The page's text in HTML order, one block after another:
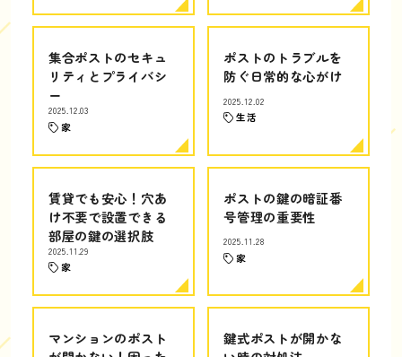
集合ポストのセキュ
リティとプライバシ
ー
2025.12.03
家
ポストのトラブルを
防ぐ日常的な心がけ
2025.12.02
生活
賃貸でも安心！穴あ
け不要で設置できる
部屋の鍵の選択肢
2025.11.29
家
ポストの鍵の暗証番
号管理の重要性
2025.11.28
家
マンションのポスト
鍵式ポストが開かな